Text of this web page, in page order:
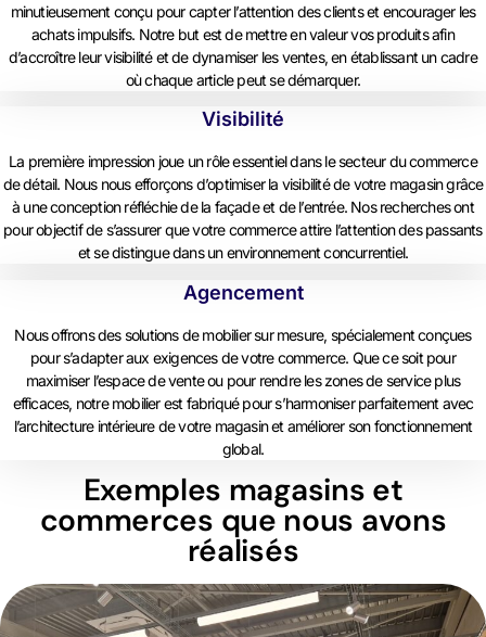
minutieusement conçu pour capter l’attention des clients et encourager les
achats impulsifs. Notre but est de mettre en valeur vos produits afin
d’accroître leur visibilité et de dynamiser les ventes, en établissant un cadre
où chaque article peut se démarquer.
Visibilité
La première impression joue un rôle essentiel dans le secteur du commerce
de détail. Nous nous efforçons d’optimiser la visibilité de votre magasin grâce
à une conception réfléchie de la façade et de l’entrée. Nos recherches ont
pour objectif de s’assurer que votre commerce attire l’attention des passants
et se distingue dans un environnement concurrentiel.
Agencement
Nous offrons des solutions de mobilier sur mesure, spécialement conçues
pour s’adapter aux exigences de votre commerce. Que ce soit pour
maximiser l’espace de vente ou pour rendre les zones de service plus
efficaces, notre mobilier est fabriqué pour s’harmoniser parfaitement avec
l’architecture intérieure de votre magasin et améliorer son fonctionnement
global.
Exemples magasins et
commerces que nous avons
réalisés